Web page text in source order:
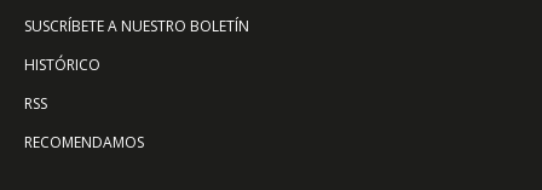
SUSCRÍBETE A NUESTRO BOLETÍN
HISTÓRICO
RSS
RECOMENDAMOS